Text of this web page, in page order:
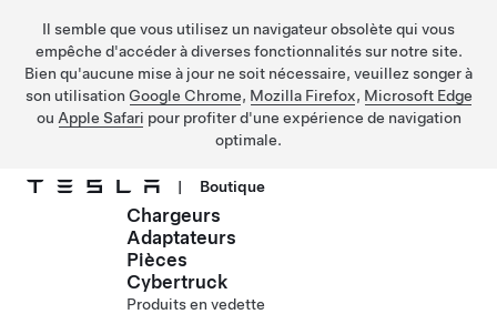
Il semble que vous utilisez un navigateur obsolète qui vous
empêche d'accéder à diverses fonctionnalités sur notre site.
Bien qu'aucune mise à jour ne soit nécessaire, veuillez songer à
son utilisation Google Chrome, Mozilla Firefox, Microsoft Edge
ou Apple Safari pour profiter d'une expérience de navigation
optimale.
Passez au contenu principal
| Boutique
Chargeurs
Adaptateurs
Pièces
Cybertruck
Produits en vedette